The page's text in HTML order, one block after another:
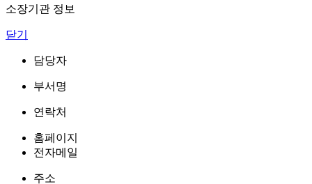
소장기관 정보
닫기
담당자
부서명
연락처
홈페이지
전자메일
주소